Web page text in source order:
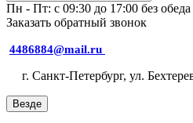
Пн - Пт: с 09:30 до 17:00 без обеда
Заказать обратный звонок
4486884@mail.ru
г. Санкт-Петербург, ул.
Везде